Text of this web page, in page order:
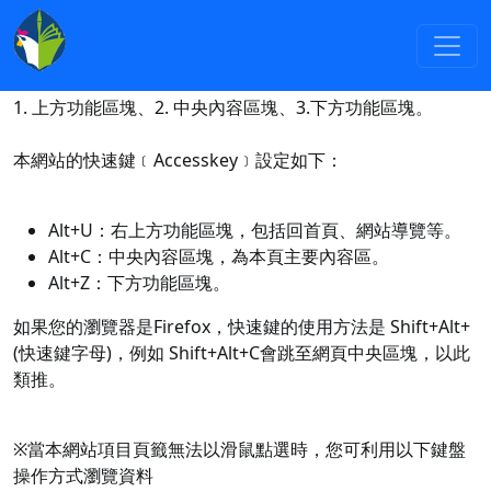
::: 網站導覽
本網站依無障礙網頁設計原則建置，網站的主要內容分為三
1. 上方功能區塊、2. 中央內容區塊、3.下方功能區塊。
本網站的快速鍵﹝Accesskey﹞設定如下：
Alt+U：右上方功能區塊，包括回首頁、網站導覽等。
Alt+C：中央內容區塊，為本頁主要內容區。
Alt+Z：下方功能區塊。
如果您的瀏覽器是Firefox，快速鍵的使用方法是 Shift+Alt+
(快速鍵字母)，例如 Shift+Alt+C會跳至網頁中央區塊，以此
類推。
※當本網站項目頁籤無法以滑鼠點選時，您可利用以下鍵盤
操作方式瀏覽資料